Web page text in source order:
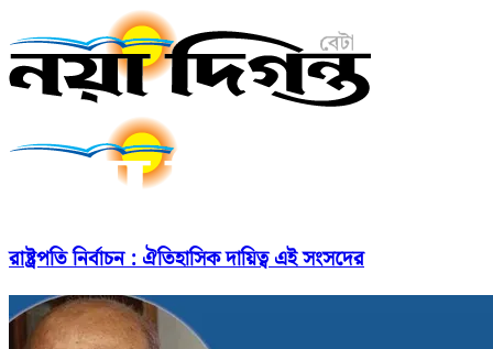
রাষ্ট্রপতি নির্বাচন : ঐতিহাসিক দায়িত্ব এই সংসদের